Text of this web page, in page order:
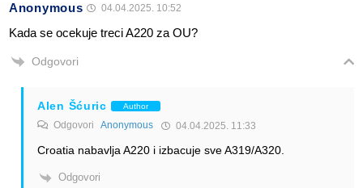
Anonymous 04.04.2025. 10:52
Kada se ocekuje treci A220 za OU?
Odgovori
Alen Šćuric Author
Odgovori Anonymous 04.04.2025. 11:33
Croatia nabavlja A220 i izbacuje sve A319/A320.
Odgovori